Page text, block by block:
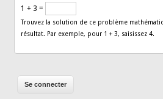
1 + 3 =
Trouvez la solution de ce problème
résultat. Par exemple, pour 1 + 3, saisissez 4.